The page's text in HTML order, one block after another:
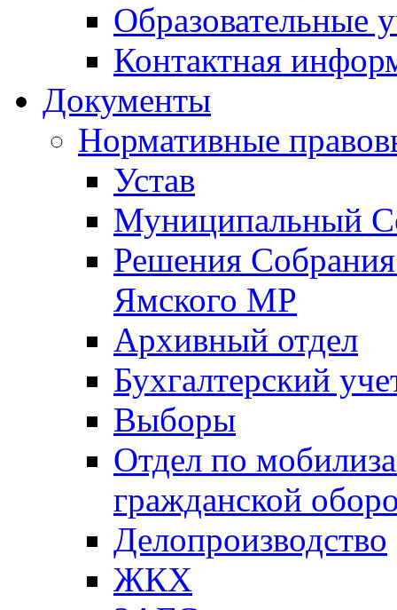
Образовательные
Контактная
Документы
Нормативные
Устав
Муниципальный
Решения
Ямского МР
Архивный отдел
Бухгалтерский
Выборы
Отдел по
гражданской
Делопроизводство
ЖКХ